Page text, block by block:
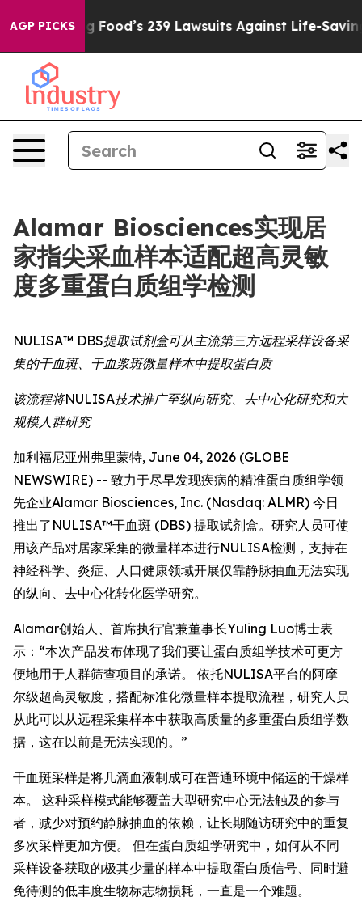
AGP PICKS
Big Food’s 239 Lawsuits Against Life-Saving
Alamar Biosciences实现居
家指尖采血样本适配超高灵敏
度多重蛋白质组学检测
NULISA™ DBS提取试剂盒可从主流第三方远程采样设备采
集的干血斑、干血浆斑微量样本中提取蛋白质
该流程将NULISA技术推广至纵向研究、去中心化研究和大
规模人群研究
加利福尼亚州弗里蒙特, June 04, 2026 (GLOBE
NEWSWIRE) -- 致力于尽早发现疾病的精准蛋白质组学领
先企业Alamar Biosciences, Inc. (Nasdaq: ALMR) 今日
推出了NULISA™干血斑 (DBS) 提取试剂盒。研究人员可使
用该产品对居家采集的微量样本进行NULISA检测，支持在
神经科学、炎症、人口健康领域开展仅靠静脉抽血无法实现
的纵向、去中心化转化医学研究。
Alamar创始人、首席执行官兼董事长Yuling Luo博士表
示：“本次产品发布体现了我们要让蛋白质组学技术可更方
便地用于人群筛查项目的承诺。 依托NULISA平台的阿摩
尔级超高灵敏度，搭配标准化微量样本提取流程，研究人员
从此可以从远程采集样本中获取高质量的多重蛋白质组学数
据，这在以前是无法实现的。”
干血斑采样是将几滴血液制成可在普通环境中储运的干燥样
本。 这种采样模式能够覆盖大型研究中心无法触及的参与
者，减少对预约静脉抽血的依赖，让长期随访研究中的重复
多次采样更加方便。 但在蛋白质组学研究中，如何从不同
采样设备获取的极其少量的样本中提取蛋白质信号、同时避
免待测的低丰度生物标志物损耗，一直是一个难题。